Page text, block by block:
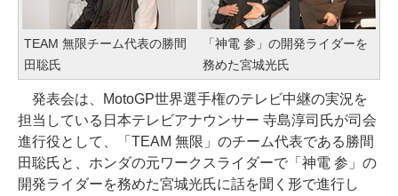
TEAM 無限チーム代表の勝間
田聡氏
「神電 参」の開発ライダーを
務めた宮城光氏
発表会は、MotoGP世界選手権のテレビ中継の実況を
担当している日本テレビアナウンサー 寺島淳司氏が司会
進行役として、「TEAM 無限」のチーム代表である勝間
田聡氏と、ホンダの元ワークスライダーで「神電 参」の
開発ライダーを務めた宮城光氏に話を聞く形で進行し